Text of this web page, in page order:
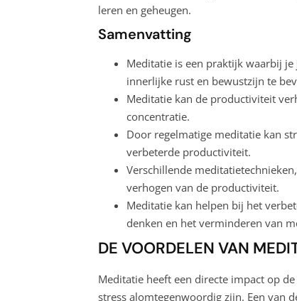
leren en geheugen.
Samenvatting
Meditatie is een praktijk waarbij
innerlijke rust en bewustzijn te
Meditatie kan de productiviteit
concentratie.
Door regelmatige meditatie kan
verbeterde productiviteit.
Verschillende
verhogen van de productiviteit.
Meditatie kan helpen bij het
denken en het verminderen van
DE VOORDELEN VAN
Meditatie heeft een directe impact op
stress alomtegenwoordig zijn. Een van